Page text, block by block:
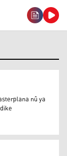
nû ya